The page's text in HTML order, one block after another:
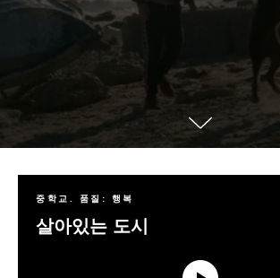
중학교. 품질: 행복
살아있는 도시